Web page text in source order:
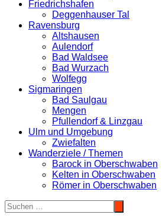
Friedrichshafen
Deggenhauser Tal
Ravensburg
Altshausen
Aulendorf
Bad Waldsee
Bad Wurzach
Wolfegg
Sigmaringen
Bad Saulgau
Mengen
Pfullendorf & Linzgau
Ulm und Umgebung
Zwiefalten
Wanderziele / Themen
Barock in Oberschwaben
Kelten in Oberschwaben
Römer in Oberschwaben